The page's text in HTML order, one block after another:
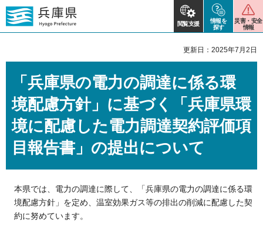
閲覧支援
情報を
探す
災害・安全
情報
更新日：2025年7月2日
「兵庫県の電力の調達に係る環
境配慮方針」に基づく「兵庫県環
境に配慮した電力調達契約評価項
目報告書」の提出について
本県では、電力の調達に際して、「兵庫県の電力の調達に係る環
境配慮方針」を定め、温室効果ガス等の排出の削減に配慮した契
約に努めています。